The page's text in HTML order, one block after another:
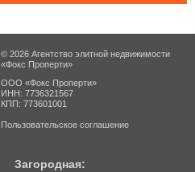
© 2026 Агентство элитной недвижимости
«Фокс Проперти»
ООО «Фокс Проперти»
ИНН: 7736321567
КПП: 773601001
Пользовательское соглашение
Загородная: